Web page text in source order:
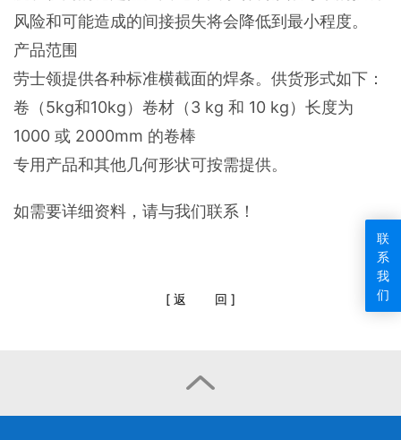
风险和可能造成的间接损失将会降低到最小程度。
产品范围
劳士领提供各种标准横截面的焊条。供货形式如下：
卷（5kg和10kg）卷材（3 kg 和 10 kg）长度为
1000 或 2000mm 的卷棒
专用产品和其他几何形状可按需提供。
如需要详细资料，请与我们联系！
[ 返 回 ]

联
系
我
们